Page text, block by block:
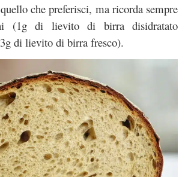
che preferisci, ma ricorda sempre
(1g di lievito di birra disidratato
di lievito di birra fresco).